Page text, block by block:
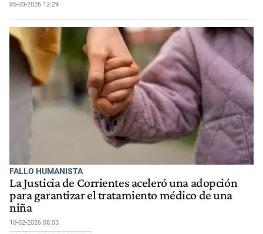
05-03-2026 12:29
FALLO HUMANISTA
La Justicia de Corrientes aceleró una adopción
para garantizar el tratamiento médico de una
niña
10-02-2026 08:53